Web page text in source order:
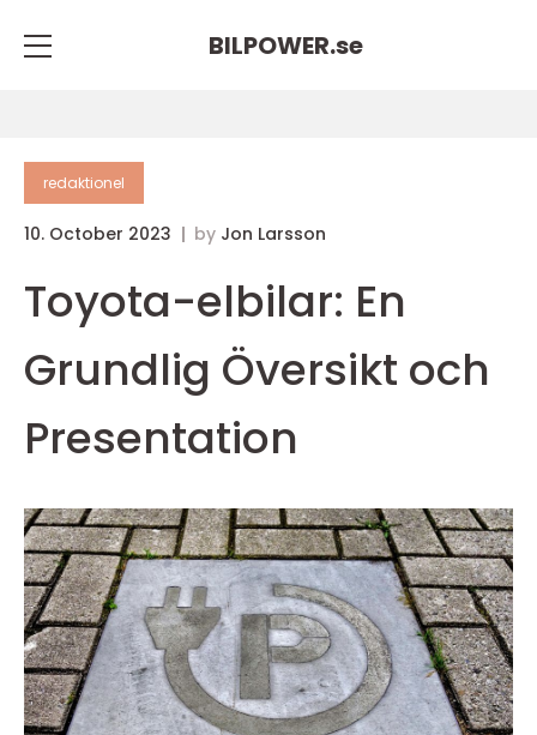
BILPOWER.se
redaktionel
10. October 2023 by Jon Larsson
Toyota-elbilar: En
Grundlig Översikt och
Presentation